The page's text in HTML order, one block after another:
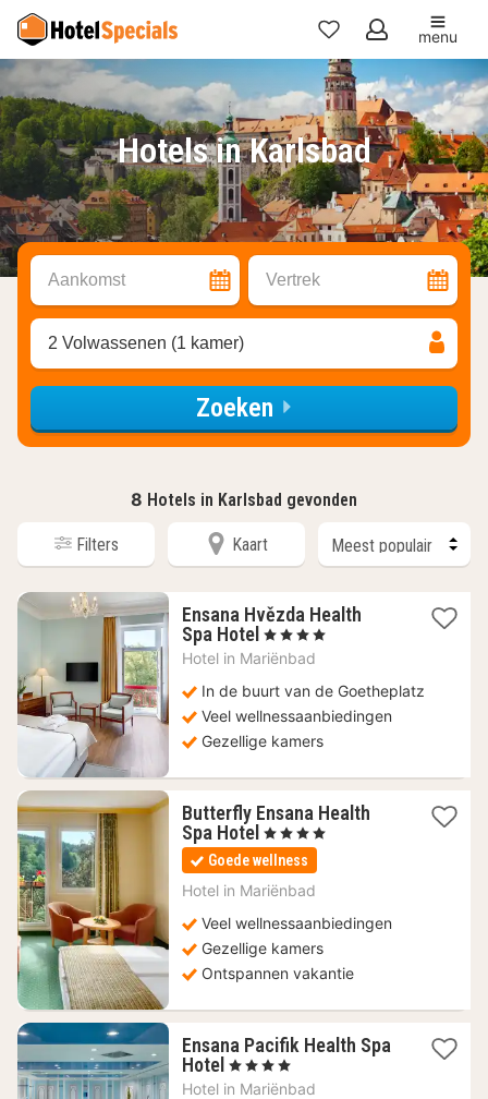
Mijn
favorieten
menu
Hotels in Karlsbad
Aankomst Vertrek
2 Volwassenen (1 kamer)
Zoeken
8 Hotels in Karlsbad gevonden
Filters Kaart
Ensana Hvězda Health
Spa Hotel 1
nacht
242,26
€
, 4 Sterren
Hotel in Mariënbad
In de buurt van de Goetheplatz
Veel wellnessaanbiedingen
Gezellige kamers
Butterfly Ensana Health
Spa Hotel 1
nacht
vanaf
155,45
, 4 Sterren
Goede wellness
Hotel in Mariënbad
Veel wellnessaanbiedingen
Gezellige kamers
Ontspannen vakantie
Ensana Pacifik Health Spa
Hotel 1
nacht
, 4 Sterren
Hotel in Mariënbad